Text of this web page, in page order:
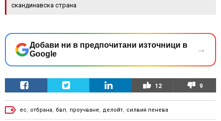
скандинавска страна
Добави ни в предпочитани източници в
Google
→
12 9
ес, отбрана, бвп, проучване, делойт, силвия пенева